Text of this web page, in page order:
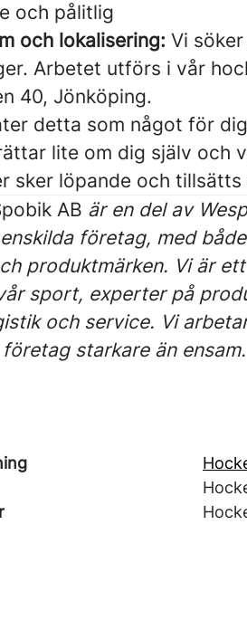
och pålitlig
och lokalisering: Vi
Arbetet utförs i vår
40, Jönköping.
detta som något för
lite om dig själv och
sker löpande och tillsätts
AB är en del av
företag, med
produktmärken. Vi är
sport, experter på
och service. Vi
starkare än